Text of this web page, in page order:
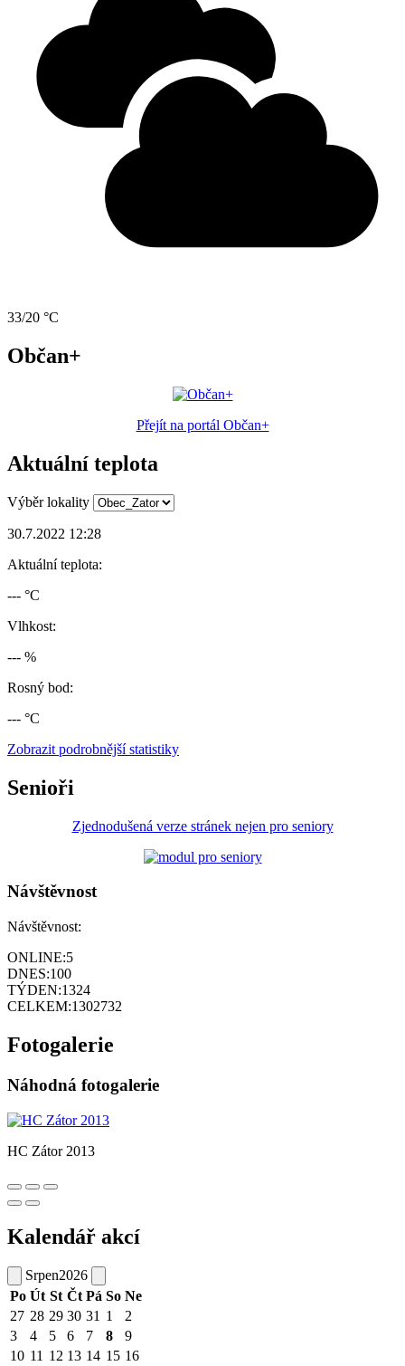
33/20 °C
Občan+
Přejít na portál Občan+
Aktuální teplota
Výběr lokality
30.7.2022 12:28
Aktuální teplota:
--- °C
Vlhkost:
--- %
Rosný bod:
--- °C
Zobrazit podrobnější statistiky
Senioři
Zjednodušená verze stránek nejen pro seniory
Návštěvnost
Návštěvnost:
ONLINE:5
DNES:100
TÝDEN:1324
CELKEM:1302732
Fotogalerie
Náhodná fotogalerie
HC Zátor 2013
Kalendář akcí
Srpen2026
Po Út St Čt Pá So Ne
27 28 29 30 31 1
2
3
4 5 6 7 8
9
10 11 12 13 14 15 16